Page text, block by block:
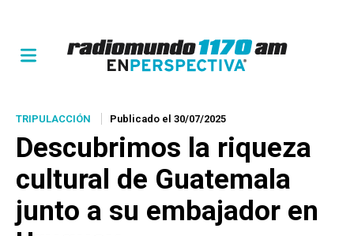
TRIPULACCIÓN Publicado el 30/07/2025
Descubrimos la riqueza
cultural de Guatemala
junto a su embajador en